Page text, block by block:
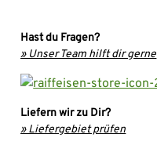
Hast du Fragen?
» Unser Team hilft dir gerne
Liefern wir zu Dir?
» Liefergebiet prüfen